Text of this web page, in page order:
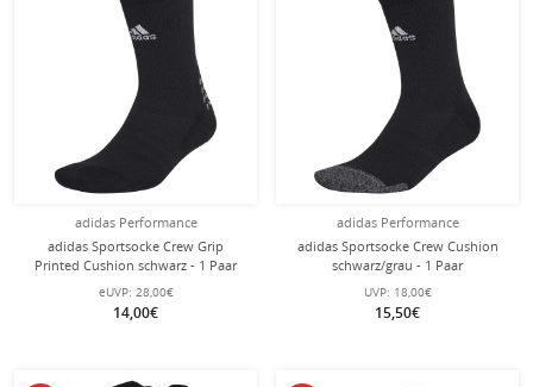
adidas Performance
adidas Sportsocke Crew Grip
Printed Cushion schwarz - 1 Paar
eUVP: 28,00€
14,00€
adidas Performance
adidas Sportsocke Crew Cushion
schwarz/grau - 1 Paar
UVP: 18,00€
15,50€